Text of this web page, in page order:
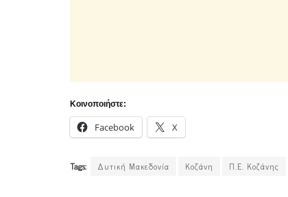
Κοινοποιήστε:
Facebook X
Tags: Δυτική Μακεδονία Κοζάνη Π.Ε. Κοζάνης